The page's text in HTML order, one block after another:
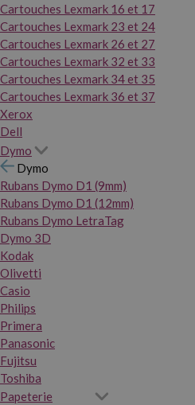
Cartouches Lexmark 16 et 17
Cartouches Lexmark 23 et 24
Cartouches Lexmark 26 et 27
Cartouches Lexmark 32 et 33
Cartouches Lexmark 34 et 35
Cartouches Lexmark 36 et 37
Xerox
Dell
Dymo
Dymo
Rubans Dymo D1 (9mm)
Rubans Dymo D1 (12mm)
Rubans Dymo LetraTag
Dymo 3D
Kodak
Olivetti
Casio
Philips
Primera
Panasonic
Fujitsu
Toshiba
Papeterie